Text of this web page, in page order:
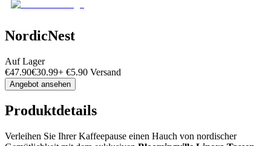
NordicNest
Auf Lager
€47.90€30.99+ €5.90 Versand
Angebot ansehen
Produktdetails
Verleihen Sie Ihrer Kaffeepause einen Hauch von nordischer